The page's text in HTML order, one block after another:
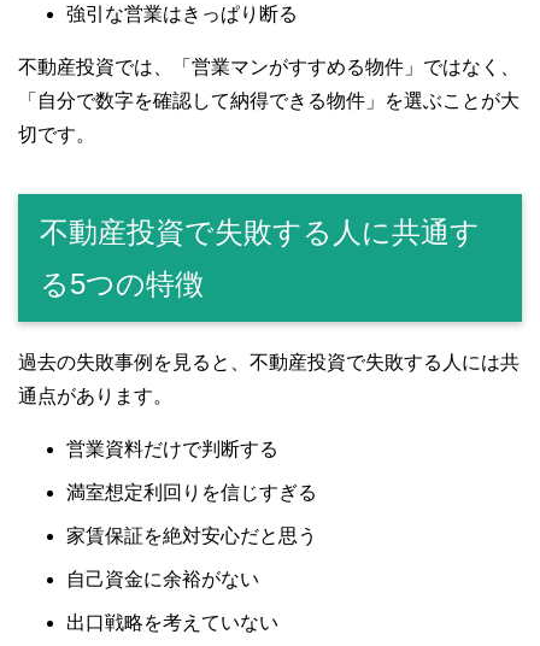
強引な営業はきっぱり断る
不動産投資では、「営業マンがすすめる物件」ではなく、
「自分で数字を確認して納得できる物件」を選ぶことが大
切です。
不動産投資で失敗する人に共通す
る5つの特徴
過去の失敗事例を見ると、不動産投資で失敗する人には共
通点があります。
営業資料だけで判断する
満室想定利回りを信じすぎる
家賃保証を絶対安心だと思う
自己資金に余裕がない
出口戦略を考えていない